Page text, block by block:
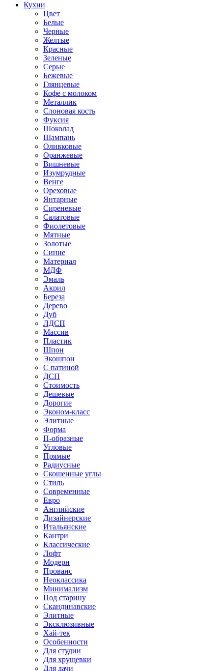
Кухни
Цвет
Белые
Черные
Желтые
Красные
Зеленые
Серые
Бежевые
Глянцевые
Кофе с молоком
Металлик
Слоновая кость
Фуксия
Шоколад
Шампань
Оливковые
Оранжевые
Вишневые
Изумрудные
Венге
Ореховые
Янтарные
Сиреневые
Салатовые
Фиолетовые
Мятные
Золотые
Синие
Материал
МДФ
Эмаль
Акрил
Береза
Дерево
Дуб
ЛДСП
Массив
Пластик
Шпон
Экошпон
С патиной
ДСП
Стоимость
Дешевые
Дорогие
Эконом-класс
Элитные
Форма
П-образные
Угловые
Прямые
Радиусные
Скошенные углы
Стиль
Современные
Евро
Английские
Дизайнерские
Итальянские
Кантри
Классические
Лофт
Модерн
Прованс
Неоклассика
Минимализм
Под старину
Скандинавские
Элитные
Эксклюзивные
Хай-тек
Особенности
Для студии
Для хрущевки
Для дачи